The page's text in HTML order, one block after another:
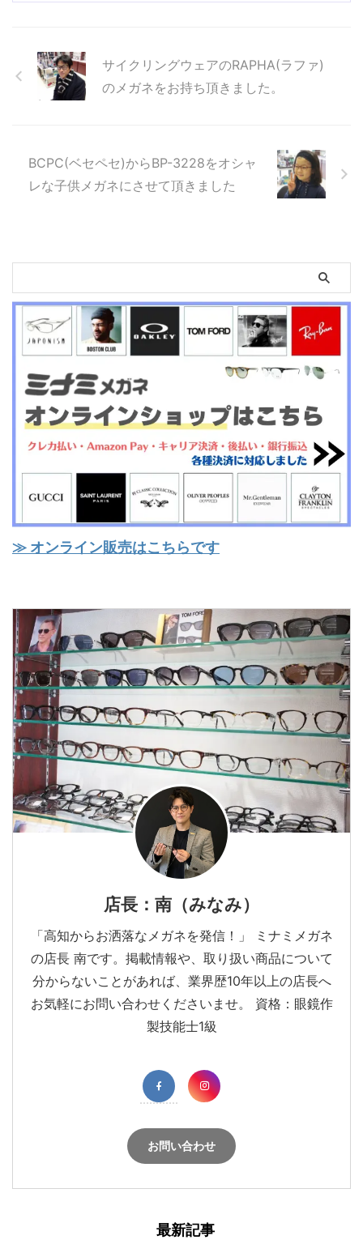
サイクリングウェアのRAPHA(ラファ)
のメガネをお持ち頂きました。
BCPC(ベセペセ)からBP-3228をオシャ
レな子供メガネにさせて頂きました
≫ オンライン販売はこちらです
店長：南（みなみ）
「高知からお洒落なメガネを発信！」 ミナミメガネ
の店長 南です。掲載情報や、取り扱い商品について
分からないことがあれば、業界歴10年以上の店長へ
お気軽にお問い合わせくださいませ。 資格：眼鏡作
製技能士1級
お問い合わせ
最新記事